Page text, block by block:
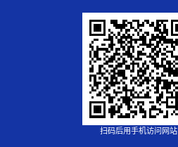
扫码后用手机访问网站